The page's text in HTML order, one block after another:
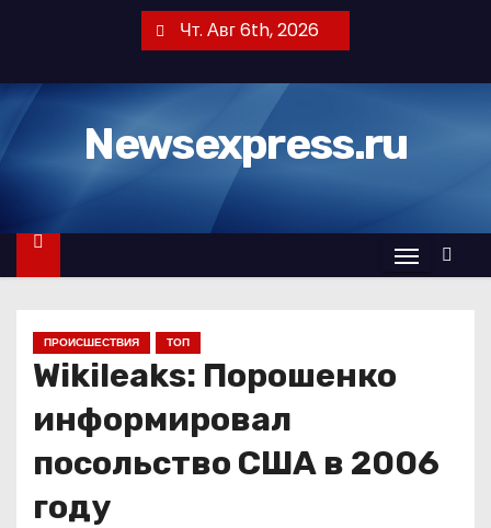
т
к
Чт. Авг 6th, 2026
Newsexpress.ru
ПРОИСШЕСТВИЯ ТОП
Wikileaks: Порошенко
информировал
посольство США в 2006
году